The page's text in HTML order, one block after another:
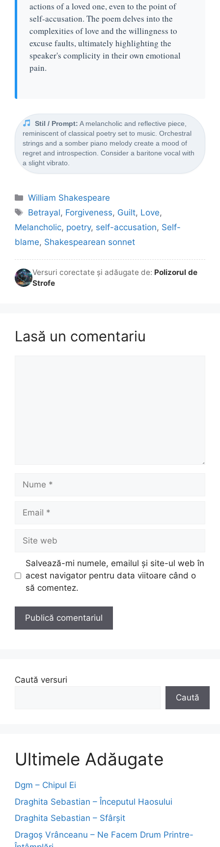
actions of a loved one, even to the point of
self-accusation. The poem delves into the
complexities of love and the willingness to
excuse faults, ultimately highlighting the
speaker's complicity in their own emotional
pain.
Stil / Prompt: A melancholic and reflective piece,
reminiscent of classical poetry set to music. Orchestral
strings and a somber piano melody create a mood of
regret and introspection. Consider a baritone vocal with
a slight vibrato.
Categorii
William Shakespeare
Etichete
Betrayal, Forgiveness, Guilt, Love,
Melancholic, poetry, self-accusation, Self-
blame, Shakespearean sonnet
Versuri corectate și adăugate de: Polizorul de
Strofe
Lasă un comentariu
web
Salvează-mi numele, emailul și site-ul web în
acest navigator pentru data viitoare când o
să comentez.
Caută versuri
Caută
Ultimele Adăugate
Dgm – Chipul Ei
Draghita Sebastian – Începutul Haosului
Draghita Sebastian – Sfârșit
Dragoş Vrânceanu – Ne Facem Drum Printre-